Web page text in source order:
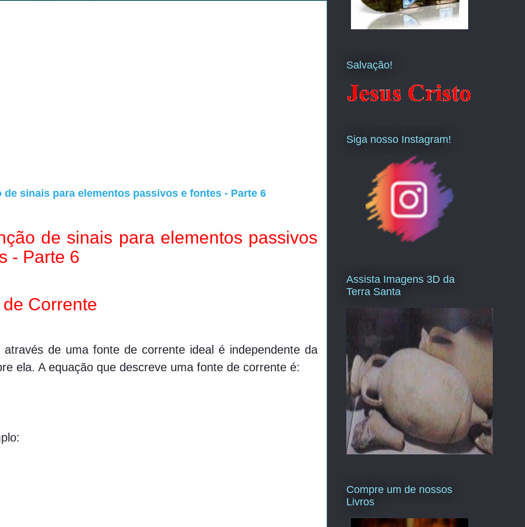
de sinais para elementos passivos e fontes - Parte 6
de sinais para elementos passivos
- Parte 6
Corrente
através de uma fonte de corrente ideal é independente da
ela. A equação que descreve uma fonte de corrente é:
1, space, A
Salvação!
Siga nosso Instagram!
Assista Imagens 3D da
Terra Santa
Compre um de nossos
Livros